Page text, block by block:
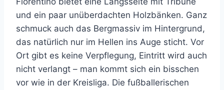
und ein paar unüberdachten Holzbänken. Ganz
schmuck auch das Bergmassiv im Hintergrund,
das natürlich nur im Hellen ins Auge sticht. Vor
Ort gibt es keine Verpflegung, Eintritt wird auch
nicht verlangt – man kommt sich ein bisschen
vor wie in der Kreisliga. Die fußballerischen